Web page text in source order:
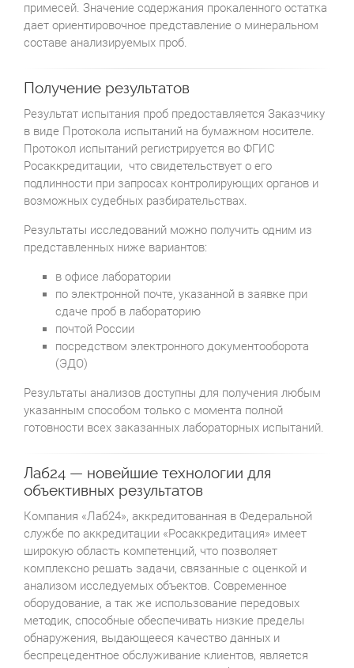
примесей. Значение содержания прокаленного остатка
дает ориентировочное представление о минеральном
составе анализируемых проб.
Получение результатов
Результат испытания проб предоставляется Заказчику
в виде Протокола испытаний на бумажном носителе.
Протокол испытаний регистрируется во ФГИС
Росаккредитации, что свидетельствует о его
подлинности при запросах контролирующих органов и
возможных судебных разбирательствах.
Результаты исследований можно получить одним из
представленных ниже вариантов:
в офисе лаборатории
по электронной почте, указанной в заявке при
сдаче проб в лабораторию
почтой России
посредством электронного документооборота
(ЭДО)
Результаты анализов доступны для получения любым
указанным способом только с момента полной
готовности всех заказанных лабораторных испытаний.
Лаб24 — новейшие технологии для
объективных результатов
Компания «Лаб24», аккредитованная в Федеральной
службе по аккредитации «Росаккредитация» имеет
широкую область компетенций, что позволяет
комплексно решать задачи, связанные с оценкой и
анализом исследуемых объектов. Современное
оборудование, а так же использование передовых
методик, способные обеспечивать низкие пределы
обнаружения, выдающееся качество данных и
беспрецедентное обслуживание клиентов, является